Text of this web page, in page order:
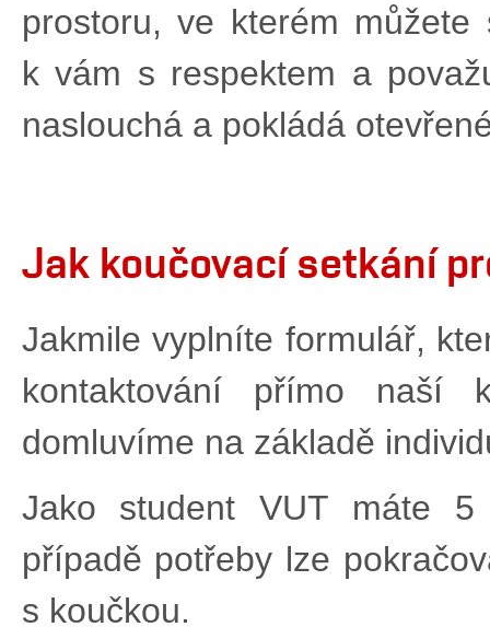
prostoru, ve kterém
k vám s respektem a
naslouchá a pokládá
Jak koučovací setkání
Jakmile vyplníte formulář,
kontaktování přímo naší
domluvíme na základě
Jako student VUT máte 5
případě potřeby lze
s koučkou.